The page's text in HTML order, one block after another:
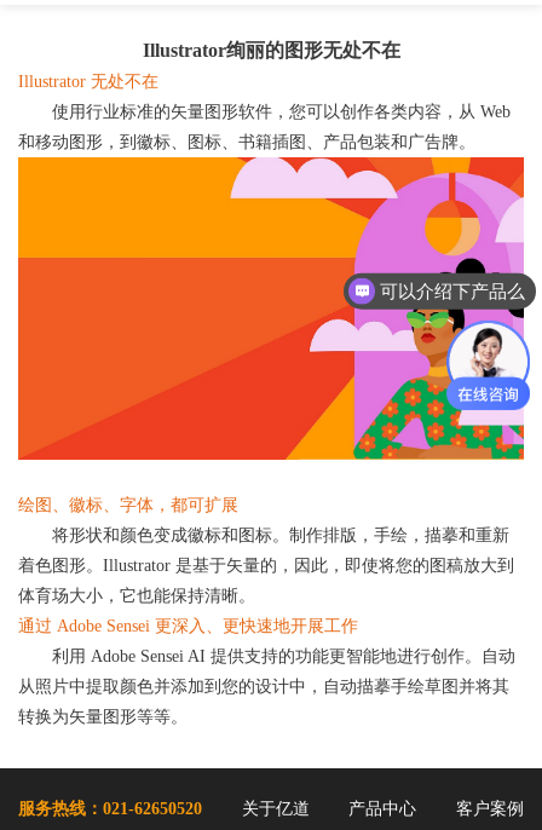
Illustrator绚丽的图形无处不在
Illustrator 无处不在
使用行业标准的矢量图形软件，您可以创作各类内容，从 Web
和移动图形，到徽标、图标、书籍插图、产品包装和广告牌。
绘图、徽标、字体，都可扩展
将形状和颜色变成徽标和图标。制作排版，手绘，描摹和重新
着色图形。Illustrator 是基于矢量的，因此，即使将您的图稿放大到
体育场大小，它也能保持清晰。
通过 Adobe Sensei 更深入、更快速地开展工作
利用 Adobe Sensei AI 提供支持的功能更智能地进行创作。自动
从照片中提取颜色并添加到您的设计中，自动描摹手绘草图并将其
转换为矢量图形等等。
服务热线：021-62650520 关于亿道 产品中心 客户案例
可以介绍下产品么